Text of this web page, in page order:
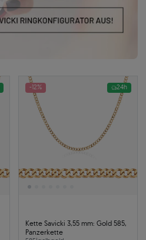
-12% 24h
Kette Savicki 3,55 mm: Gold 585,
Panzerkette